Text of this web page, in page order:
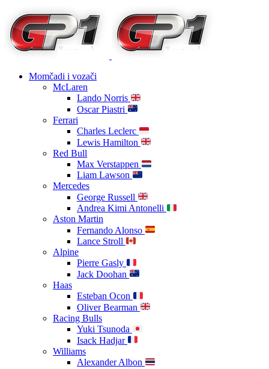
Momčadi i vozači
McLaren
Lando Norris
Oscar Piastri
Ferrari
Charles Leclerc
Lewis Hamilton
Red Bull
Max Verstappen
Liam Lawson
Mercedes
George Russell
Andrea Kimi Antonelli
Aston Martin
Fernando Alonso
Lance Stroll
Alpine
Pierre Gasly
Jack Doohan
Haas
Esteban Ocon
Oliver Bearman
Racing Bulls
Yuki Tsunoda
Isack Hadjar
Williams
Alexander Albon